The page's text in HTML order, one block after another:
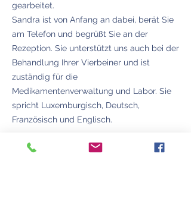
gearbeitet.
Sandra ist von Anfang an dabei, berät Sie
am Telefon und begrüßt Sie an der
Rezeption. Sie unterstützt uns auch bei der
Behandlung Ihrer Vierbeiner und ist
zuständig für die
Medikamentenverwaltung und Labor. Sie
spricht Luxemburgisch, Deutsch,
Französisch und Englisch.